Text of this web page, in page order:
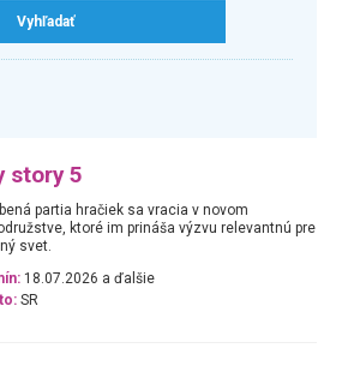
story 5
partia hračiek sa vracia v novom
ktoré im prináša výzvu relevantnú pre
svet.
18.07.2026 a ďalšie
SR